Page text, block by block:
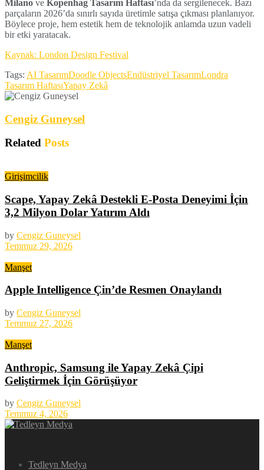
Milano ve Kopenhag Tasarım Haftası’nda da sergilenecek. Bazı
parçaların 2026’da sınırlı sayıda üretimle satışa çıkması planlanıyor.
Böylece proje, hem estetik hem de teknolojik anlamda uzun vadeli
bir etki yaratacak.
Kaynak: London Design Festival
Tags: AI TasarımDoodle ObjectsEndüstriyel TasarımLondra
Tasarım HaftasıYapay Zekâ
Cengiz Guneysel
Related Posts
Girişimcilik
Scape, Yapay Zekâ Destekli E-Posta Deneyimi İçin
3,2 Milyon Dolar Yatırım Aldı
by Cengiz Guneysel
Temmuz 29, 2026
Manşet
Apple Intelligence Çin’de Resmen Onaylandı
by Cengiz Guneysel
Temmuz 27, 2026
Manşet
Anthropic, Samsung ile Yapay Zekâ Çipi
Geliştirmek İçin Görüşüyor
by Cengiz Guneysel
Temmuz 4, 2026
Tedleyn Medya